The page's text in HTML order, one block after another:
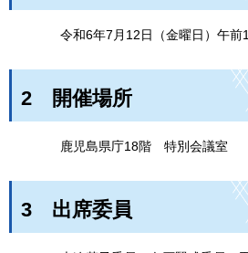
令和6年7月12日（金曜日）午
2 開催場所
鹿児島県庁18階 特別会議室
3 出席委員